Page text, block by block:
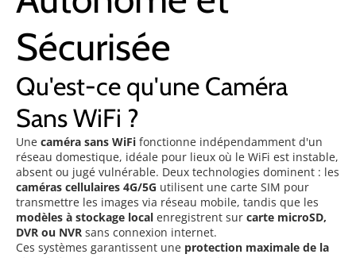
Sécurisée
Qu'est-ce qu'une Caméra
Sans WiFi ?
Une caméra sans WiFi fonctionne indépendamment d'un
réseau domestique, idéale pour lieux où le WiFi est instable,
absent ou jugé vulnérable. Deux technologies dominent : les
caméras cellulaires 4G/5G utilisent une carte SIM pour
transmettre les images via réseau mobile, tandis que les
modèles à stockage local enregistrent sur carte microSD,
DVR ou NVR sans connexion internet.
Ces systèmes garantissent une protection maximale de la